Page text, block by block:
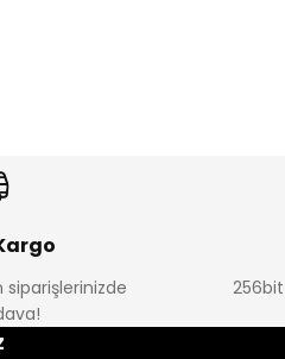
256bit